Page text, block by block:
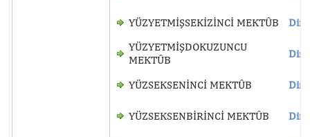
YÜZYETMİŞSEKİZİNCİ MEKTÛB
YÜZYETMİŞDOKUZUNCU
MEKTÛB
YÜZSEKSENİNCİ MEKTÛB
YÜZSEKSENBİRİNCİ MEKTÛB